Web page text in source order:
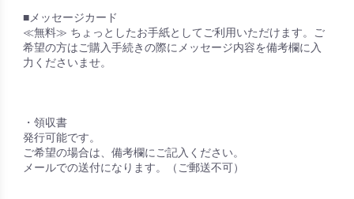
■メッセージカード
≪無料≫ ちょっとしたお手紙としてご利用いただけます。ご
希望の方はご購入手続きの際にメッセージ内容を備考欄に入
力くださいませ。
・領収書
発行可能です。
ご希望の場合は、備考欄にご記入ください。
メールでの送付になります。（ご郵送不可）